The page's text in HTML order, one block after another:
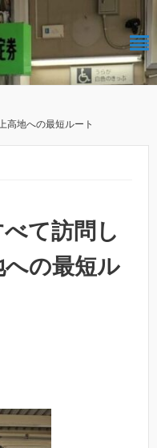
高地への最短ルート
て訪問し
の最短ル